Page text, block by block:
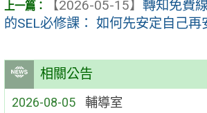
相關公告
2026-08-05 輔導室
【2026-05-15】 轉知免費
的SEL必修課： 如何先安定自己再